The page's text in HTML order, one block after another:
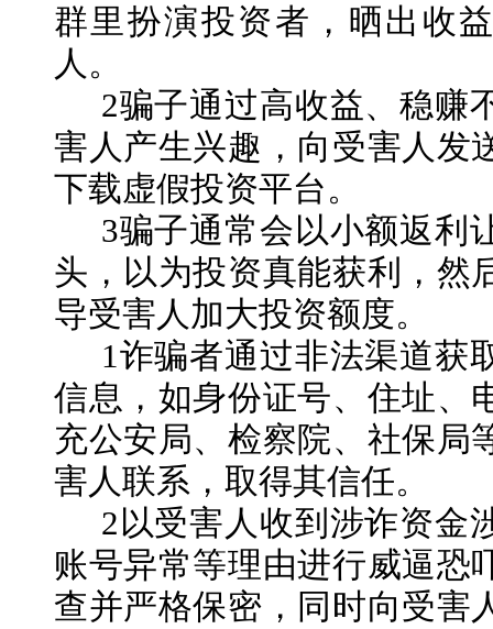
群里扮演投资者，晒出收
人。
2骗子通过高收益、稳赚
害人产生兴趣，向受害人发
下载虚假投资平台。
3骗子通常会以小额返利
头，以为投资真能获利，然
导受害人加大投资额度。
1诈骗者通过非法渠道获
信息，如身份证号、住址、
充公安局、检察院、社保局
害人联系，取得其信任。
2以受害人收到涉诈资金
账号异常等理由进行威逼恐
查并严格保密，同时向受害